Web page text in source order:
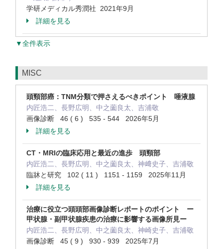
学研メディカル秀潤社 2021年9月
詳細を見る
▼全件表示
MISC
頭頸部癌：TNM分類で押さえるべきポイント 唾液腺
内匠浩二、長野広明、中之薗良太、吉浦敬
画像診断 46 ( 6 ) 535 - 544 2026年5月
詳細を見る
CT・MRIの臨床応用と最近の進歩 頭頸部
内匠浩二、長野広明、中之薗良太、神﨑史子、吉浦敬
臨牀と研究 102 ( 11 ) 1151 - 1159 2025年11月
詳細を見る
治療に役立つ頭頭部画像診断レポートのポイント ー
甲状腺・副甲状腺疾患の治療に影響する画像所見ー
内匠浩二、長野広明、中之薗良太、神崎史子、吉浦敬
画像診断 45 ( 9 ) 930 - 939 2025年7月